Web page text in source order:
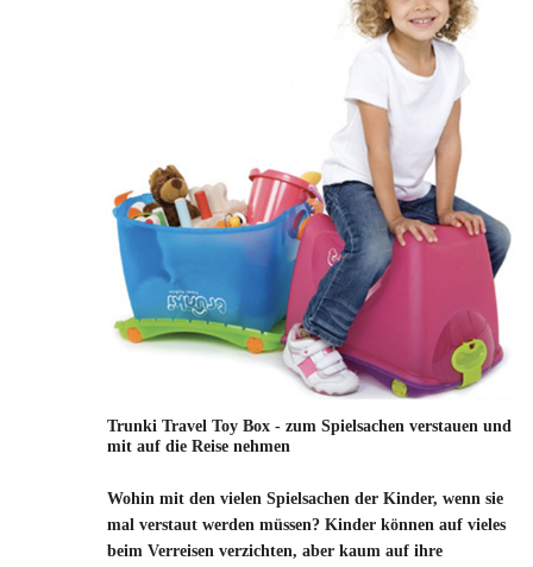
Trunki Travel Toy Box - zum Spielsachen verstauen und
mit auf die Reise nehmen
Wohin mit den vielen Spielsachen der Kinder, wenn sie
mal verstaut werden müssen? Kinder können auf vieles
beim Verreisen verzichten, aber kaum auf ihre